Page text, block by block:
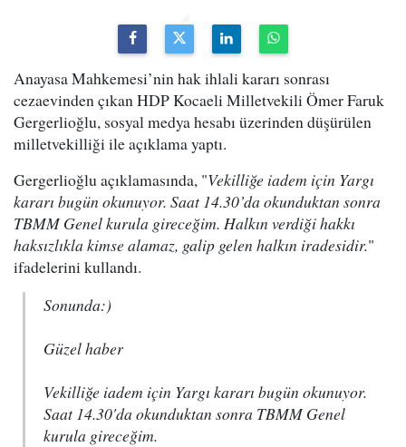
Anayasa Mahkemesi’nin hak ihlali kararı sonrası
cezaevinden çıkan HDP Kocaeli Milletvekili Ömer Faruk
Gergerlioğlu, sosyal medya hesabı üzerinden düşürülen
milletvekilliği ile açıklama yaptı.
Gergerlioğlu açıklamasında, "Vekilliğe iadem için Yargı
kararı bugün okunuyor. Saat 14.30’da okunduktan sonra
TBMM Genel kurula gireceğim. Halkın verdiği hakkı
haksızlıkla kimse alamaz, galip gelen halkın iradesidir."
ifadelerini kullandı.
Sonunda:)
Güzel haber
Vekilliğe iadem için Yargı kararı bugün okunuyor.
Saat 14.30'da okunduktan sonra TBMM Genel
kurula gireceğim.